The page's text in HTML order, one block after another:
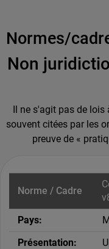
Normes/
Non
Il ne s'agit pas de lois
souvent citées par les
preuve de «